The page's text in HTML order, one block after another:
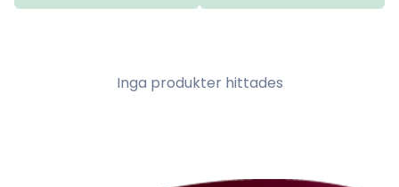
Inga produkter hittades